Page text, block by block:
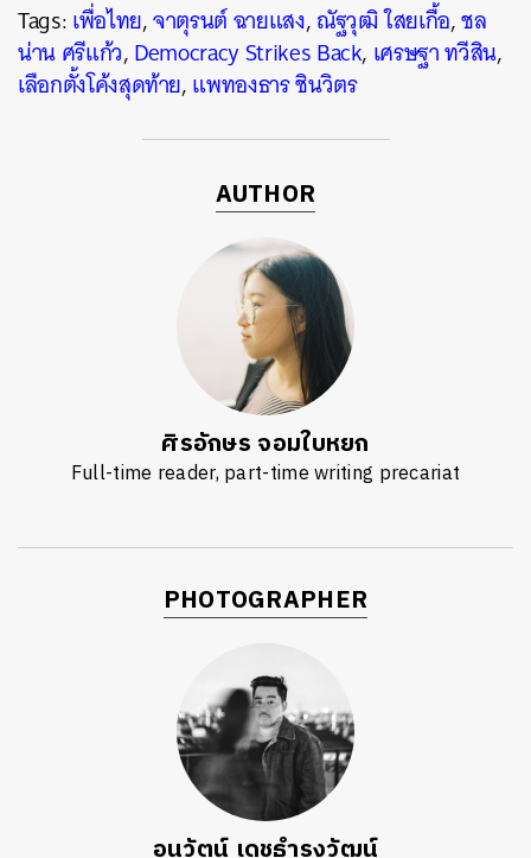
Tags:เพื่อไทย,จาตุรนต์ ฉายแสง,ณัฐวุฒิ ใสยเกื้อ,ชล
น่าน ศรีแก้ว,Democracy Strikes Back, เศรษฐา ทวีสิน,
เลือกตั้งโค้งสุดท้าย,แพทองธาร ชินวิตร
AUTHOR
ศิรอักษร จอมใบหยก
Full-time reader, part-time writing precariat
PHOTOGRAPHER